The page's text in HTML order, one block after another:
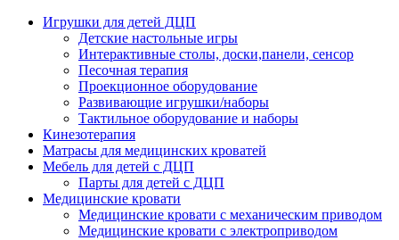
Игрушки для детей ДЦП
Детские настольные игры
Интерактивные столы, доски,панели, сенсор
Песочная терапия
Проекционное оборудование
Развивающие игрушки/наборы
Тактильное оборудование и наборы
Кинезотерапия
Матрасы для медицинских кроватей
Мебель для детей с ДЦП
Парты для детей с ДЦП
Медицинские кровати
Медицинские кровати с механическим приводом
Медицинские кровати с электроприводом